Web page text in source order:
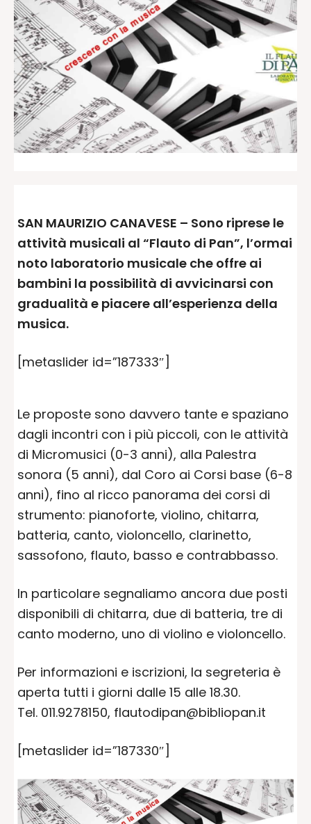
Privacy Policy
Condizioni di utilizzo
Normativa sul fact-checking
Normativa sulle correzioni
Normativa deontologica
SAN MAURIZIO CANAVESE – Sono riprese le
attività musicali al “Flauto di Pan”, l’ormai
noto laboratorio musicale che offre ai
bambini la possibilità di avvicinarsi con
gradualità e piacere all’esperienza della
musica.
[metaslider id=”187333″]
Le proposte sono davvero tante e spaziano
dagli incontri con i più piccoli, con le attività
di Micromusici (0-3 anni), alla Palestra
sonora (5 anni), dal Coro ai Corsi base (6-8
anni), fino al ricco panorama dei corsi di
strumento: pianoforte, violino, chitarra,
batteria, canto, violoncello, clarinetto,
sassofono, flauto, basso e contrabbasso.
In particolare segnaliamo ancora due posti
disponibili di chitarra, due di batteria, tre di
canto moderno, uno di violino e violoncello.
Per informazioni e iscrizioni, la segreteria è
aperta tutti i giorni dalle 15 alle 18.30.
Tel. 011.9278150, flautodipan@bibliopan.it
[metaslider id=”187330″]